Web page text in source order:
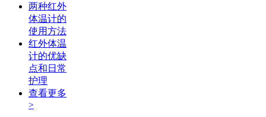
两种红外
体温计的
使用方法
红外体温
计的优缺
点和日常
护理
查看更多
>